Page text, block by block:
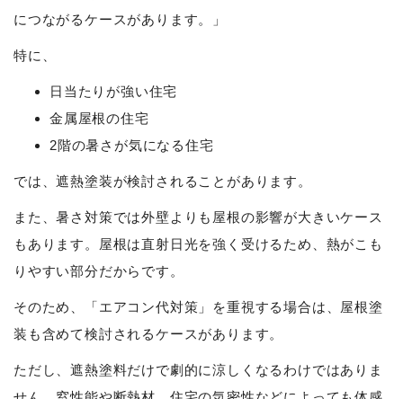
につながるケースがあります。」
特に、
日当たりが強い住宅
金属屋根の住宅
2階の暑さが気になる住宅
では、遮熱塗装が検討されることがあります。
また、暑さ対策では外壁よりも屋根の影響が大きいケース
もあります。屋根は直射日光を強く受けるため、熱がこも
りやすい部分だからです。
そのため、「エアコン代対策」を重視する場合は、屋根塗
装も含めて検討されるケースがあります。
ただし、遮熱塗料だけで劇的に涼しくなるわけではありま